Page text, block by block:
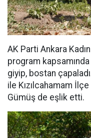
AK Parti Ankara
program
giyip, bostan
ile Kızılcahamam İlçe
Gümüş de eşlik etti.